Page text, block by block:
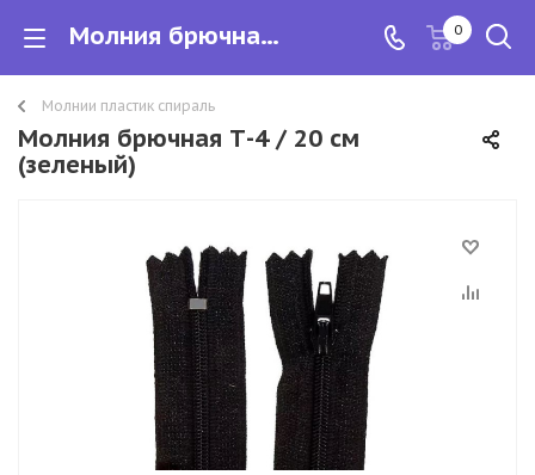
Молния брючная Т-4 / 20 см 0
Молнии пластик спираль
Молния брючная Т-4 / 20 см
(зеленый)